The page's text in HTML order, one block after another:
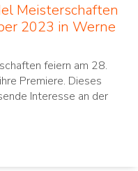
Meisterschaften
2023 in Werne
feiern am 28.
Premiere. Dieses
Interesse an der